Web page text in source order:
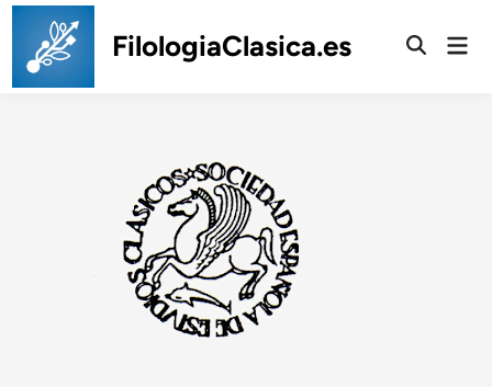
Saltar
contenido
FilologiaClasica.es